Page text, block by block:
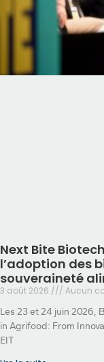
Next Bite
l’adoption des
souveraineté
3 août 2026
Aucun
Les 23 et 24 juin 2026,
in Agrifood: From
EIT